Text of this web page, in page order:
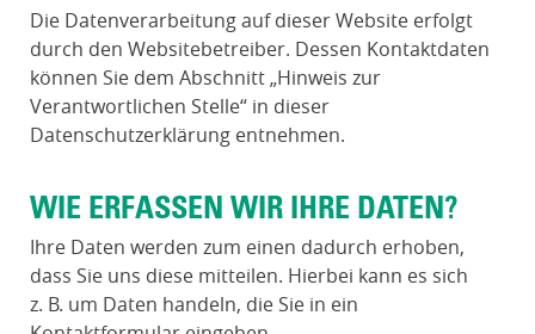
Die Datenverarbeitung auf dieser Website erfolgt
durch den Websitebetreiber. Dessen Kontaktdaten
können Sie dem Abschnitt „Hinweis zur
Verantwortlichen Stelle“ in dieser
Datenschutzerklärung entnehmen.
WIE ERFASSEN WIR IHRE DATEN?
Ihre Daten werden zum einen dadurch erhoben,
dass Sie uns diese mitteilen. Hierbei kann es sich
z. B. um Daten handeln, die Sie in ein